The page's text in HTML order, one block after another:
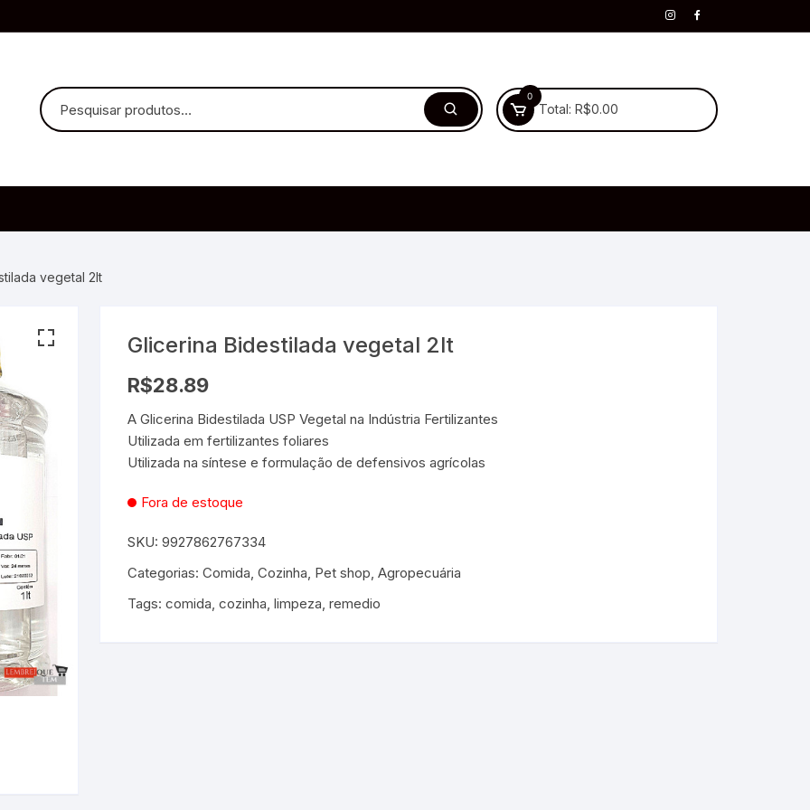
0
Total: R$0.00
Microfone
e Fontes
Utilidades e
– Boneca etc
para Bebês e
Brinquedo
ao Ar Livre
Ferramentas e
Utilidades
vegetal 2lt
Glicerina Bidestilada vegetal 2lt
R$28.89
A Glicerina Bidestilada USP Vegetal na Indústria Fertilizantes
Utilizada em fertilizantes foliares
Utilizada na síntese e formulação de defensivos agrícolas
Fora de estoque
SKU: 9927862767334
Categorias: Comida, Cozinha, Pet shop, Agropecuária
Tags: comida, cozinha, limpeza, remedio